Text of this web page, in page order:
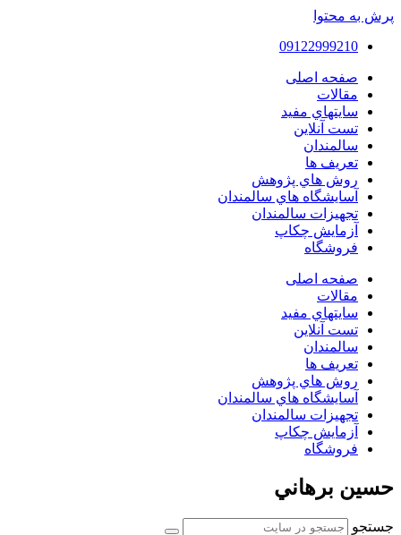
پرش به محتوا
09122999210
صفحه اصلی
مقالات
سايتهاي مفيد
تست آنلاین
سالمندان
تعريف ها
روش هاي پژوهش
آسايشگاه هاي سالمندان
تجهیزات سالمندان
آزمايش چكاپ
فروشگاه
صفحه اصلی
مقالات
سايتهاي مفيد
تست آنلاین
سالمندان
تعريف ها
روش هاي پژوهش
آسايشگاه هاي سالمندان
تجهیزات سالمندان
آزمايش چكاپ
فروشگاه
حسين برهاني
جستجو